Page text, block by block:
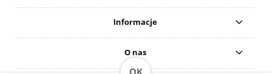
Informacje
O nas
OK